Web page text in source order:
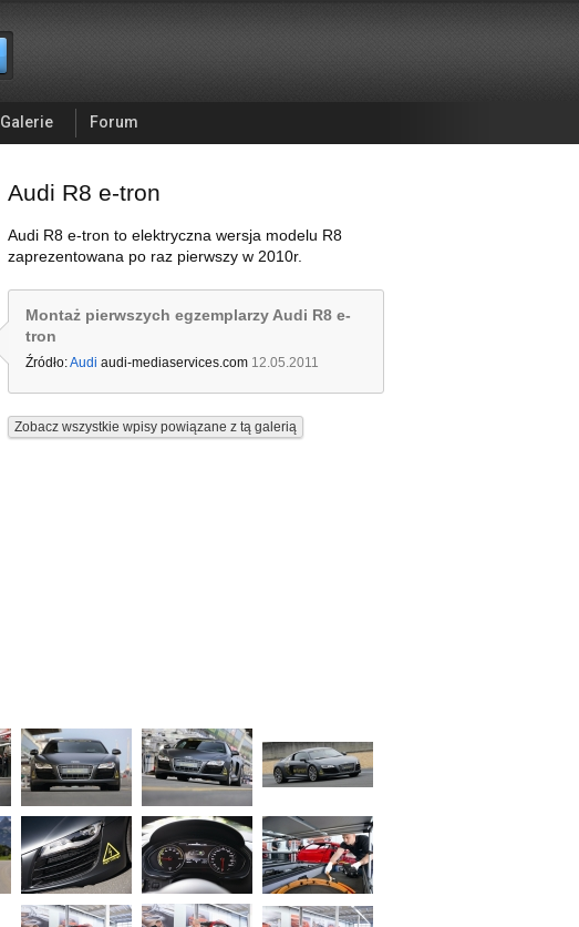
Galerie Forum
Audi R8 e-tron
Audi R8 e-tron to elektryczna wersja modelu R8
zaprezentowana po raz pierwszy w 2010r.
Montaż pierwszych egzemplarzy Audi R8 e-
tron
Źródło:Audi audi-mediaservices.com 12.05.2011
Zobacz wszystkie wpisy powiązane z tą galerią